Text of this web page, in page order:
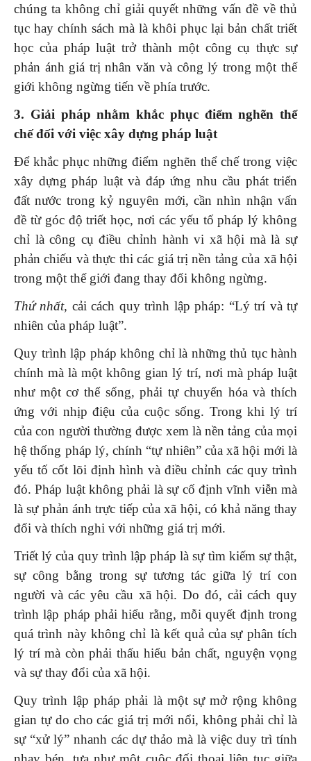
chúng ta không chỉ giải quyết những vấn đề về thủ
tục hay chính sách mà là khôi phục lại bản chất triết
học của pháp luật trở thành một công cụ thực sự
phản ánh giá trị nhân văn và công lý trong một thế
giới không ngừng tiến về phía trước.
3. Giải pháp nhằm khắc phục điểm nghẽn thể
chế đối với việc xây dựng pháp luật
Để khắc phục những điểm nghẽn thể chế trong việc
xây dựng pháp luật và đáp ứng nhu cầu phát triển
đất nước trong kỷ nguyên mới, cần nhìn nhận vấn
đề từ góc độ triết học, nơi các yếu tố pháp lý không
chỉ là công cụ điều chỉnh hành vi xã hội mà là sự
phản chiếu và thực thi các giá trị nền tảng của xã hội
trong một thế giới đang thay đổi không ngừng.
Thứ nhất, cải cách quy trình lập pháp: “Lý trí và tự
nhiên của pháp luật”.
Quy trình lập pháp không chỉ là những thủ tục hành
chính mà là một không gian lý trí, nơi mà pháp luật
như một cơ thể sống, phải tự chuyển hóa và thích
ứng với nhịp điệu của cuộc sống. Trong khi lý trí
của con người thường được xem là nền tảng của mọi
hệ thống pháp lý, chính “tự nhiên” của xã hội mới là
yếu tố cốt lõi định hình và điều chỉnh các quy trình
đó. Pháp luật không phải là sự cố định vĩnh viễn mà
là sự phản ánh trực tiếp của xã hội, có khả năng thay
đổi và thích nghi với những giá trị mới.
Triết lý của quy trình lập pháp là sự tìm kiếm sự thật,
sự công bằng trong sự tương tác giữa lý trí con
người và các yêu cầu xã hội. Do đó, cải cách quy
trình lập pháp phải hiểu rằng, mỗi quyết định trong
quá trình này không chỉ là kết quả của sự phân tích
lý trí mà còn phải thấu hiểu bản chất, nguyện vọng
và sự thay đổi của xã hội.
Quy trình lập pháp phải là một sự mở rộng không
gian tự do cho các giá trị mới nổi, không phải chỉ là
sự “xử lý” nhanh các dự thảo mà là việc duy trì tính